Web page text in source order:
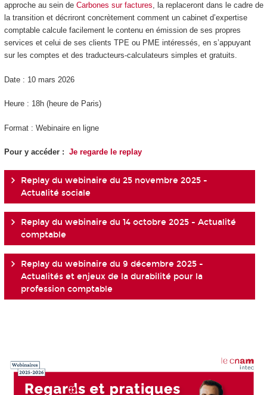
approche au sein de Carbones sur factures, la replaceront dans le cadre de
la transition et décriront concrètement comment un cabinet d’expertise
comptable calcule facilement le contenu en émission de ses propres
services et celui de ses clients TPE ou PME intéressés, en s’appuyant
sur les comptes et des traducteurs-calculateurs simples et gratuits.
Date : 10 mars 2026
Heure : 18h (heure de Paris)
Format : Webinaire en ligne
Pour y accéder : Je regarde le replay
Replay du webinaire du 25 novembre 2025 -
Actualité sociale
Replay du webinaire du 14 octobre 2025 - Actualité
comptable
Replay du webinaire du 9 décembre 2025 -
Actualités et enjeux de la durabilité pour la
profession comptable